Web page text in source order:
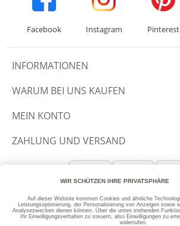
Facebook Instagram Pinterest
INFORMATIONEN
WARUM BEI UNS KAUFEN
MEIN KONTO
ZAHLUNG UND VERSAND